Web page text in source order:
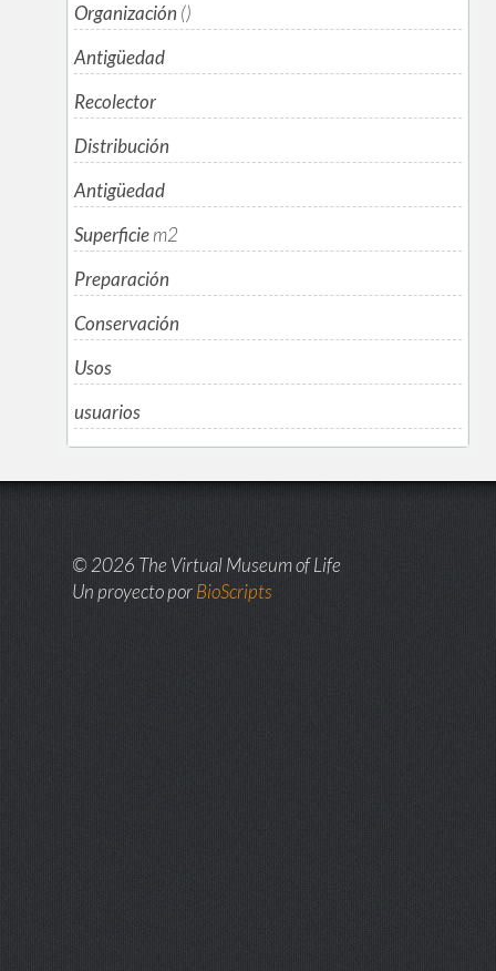
Organización ()
Antigüedad
Recolector
Distribución
Antigüedad
Superficiem2
Preparación
Conservación
Usos
usuarios
© 2026 The Virtual Museum of Life
Un proyecto porBioScripts